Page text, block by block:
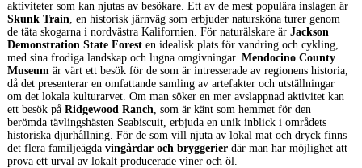
aktiviteter som kan njutas av besökare. Ett av de mest populära inslagen är
Skunk Train, en historisk järnväg som erbjuder natursköna turer genom
de täta skogarna i nordvästra Kalifornien. För naturälskare är Jackson
Demonstration State Foresten idealisk plats för vandring och cykling,
med sina frodiga landskap och lugna omgivningar. Mendocino County
Museumär värt ett besök för de som är intresserade av regionens historia,
då det presenterar en omfattande samling av artefakter och utställningar
om det lokala kulturarvet. Om man söker en mer avslappnad aktivitet kan
ett besök på Ridgewood Ranch, som är känt som hemmet för den
berömda tävlingshästen Seabiscuit, erbjuda en unik inblick i områdets
historiska djurhållning. För de som vill njuta av lokal mat och dryck finns
det flera familjeägda vingårdar och bryggerierdär man har möjlighet att
prova ett urval av lokalt producerade viner och öl.